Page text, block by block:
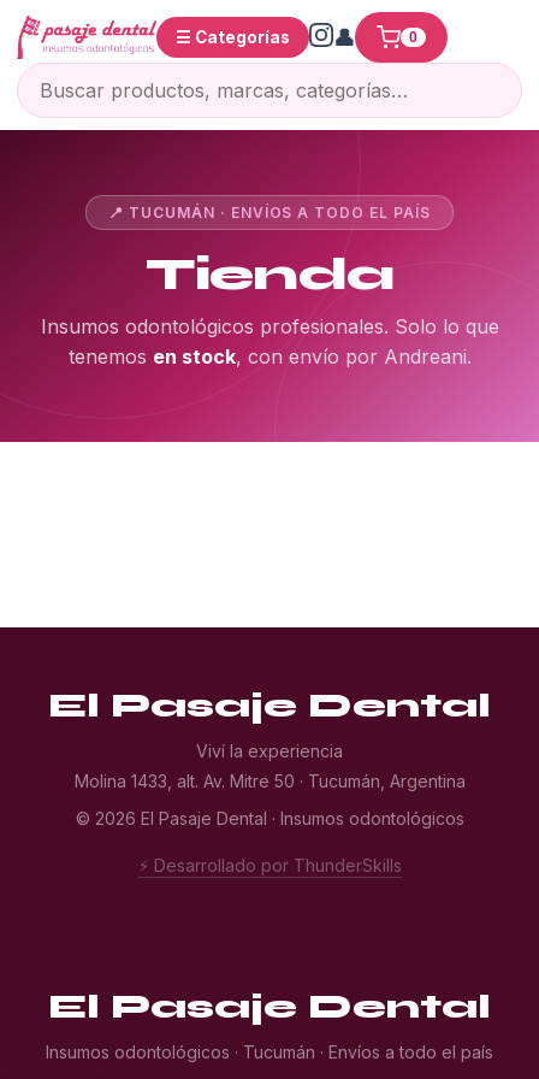
☰ Categorías 0
📍 TUCUMÁN · ENVÍOS A TODO EL PAÍS
Tienda
Insumos odontológicos profesionales. Solo lo que
tenemos en stock, con envío por Andreani.
El Pasaje Dental
Viví la experiencia
Molina 1433, alt. Av. Mitre 50 · Tucumán, Argentina
© 2026 El Pasaje Dental · Insumos odontológicos
⚡ Desarrollado por ThunderSkills
El Pasaje Dental
Insumos odontológicos · Tucumán · Envíos a todo el país